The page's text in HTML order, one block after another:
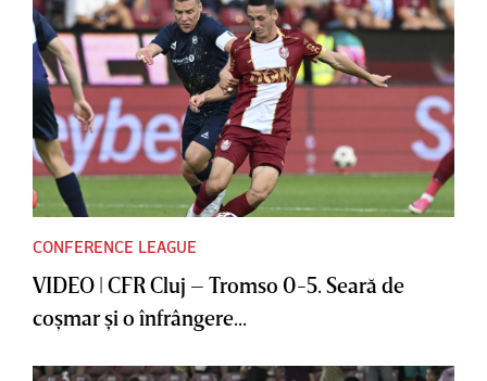
CONFERENCE LEAGUE
VIDEO | CFR Cluj – Tromso 0-5. Seară de
coşmar şi o înfrângere...